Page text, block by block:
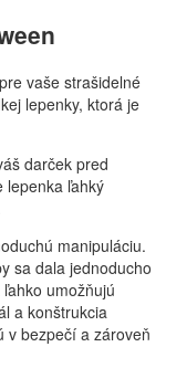
vaše strašidelné
lepenky, ktorá je
darček pred
lepenka ľahký
manipuláciu.
sa dala jednoducho
umožňujú
a konštrukcia
v bezpečí a zároveň